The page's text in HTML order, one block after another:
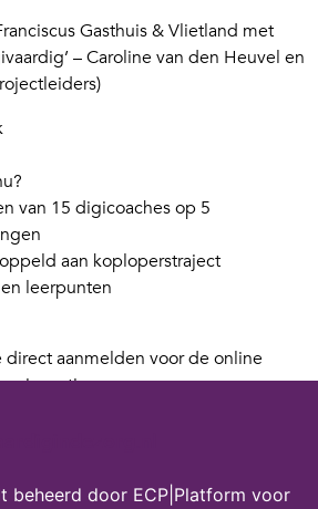
Gasthuis & Vlietland met
– Caroline van den Heuvel en
van 15 digicoaches op 5
aan koploperstraject
leerpunten
direct aanmelden voor de online
is gratis.
| AD.nl
beheerd door ECP|Platform voor